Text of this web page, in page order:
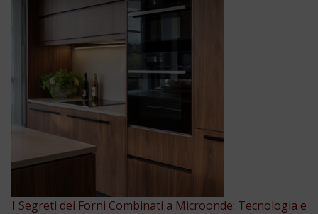
I Segreti dei Forni Combinati a Microonde: Tecnologia e